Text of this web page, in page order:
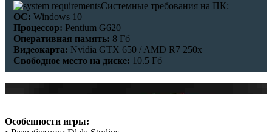
Системные требования на ПК:
ОС: Windows 10
Процессор: Pentium G620
Оперативная память: 8 Гб
Видеокарта: Nvidia GTX 650 / AMD R7 250x
Свободное место на диске: 10.5 Гб
Особенности игры: